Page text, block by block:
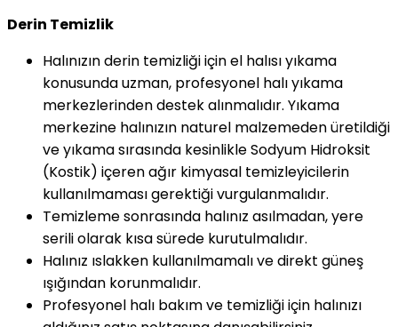
Derin Temizlik
Halınızın derin temizliği için el halısı yıkama
konusunda uzman, profesyonel halı yıkama
merkezlerinden destek alınmalıdır. Yıkama
merkezine halınızın naturel malzemeden üretildiği
ve yıkama sırasında kesinlikle Sodyum Hidroksit
(Kostik) içeren ağır kimyasal temizleyicilerin
kullanılmaması gerektiği vurgulanmalıdır.
Temizleme sonrasında halınız asılmadan, yere
serili olarak kısa sürede kurutulmalıdır.
Halınız ıslakken kullanılmamalı ve direkt güneş
ışığından korunmalıdır.
Profesyonel halı bakım ve temizliği için halınızı